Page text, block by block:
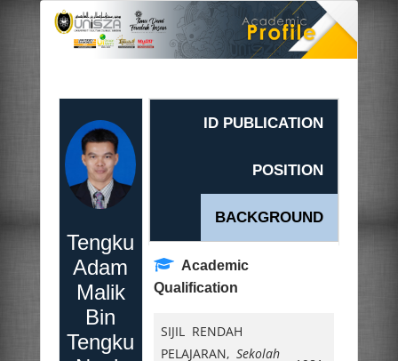
Tengku
Adam
Malik
Bin
Tengku
ID PUBLICATION
POSITION
BACKGROUND
Academic
Qualification
SIJIL RENDAH
PELAJARAN,Sekolah